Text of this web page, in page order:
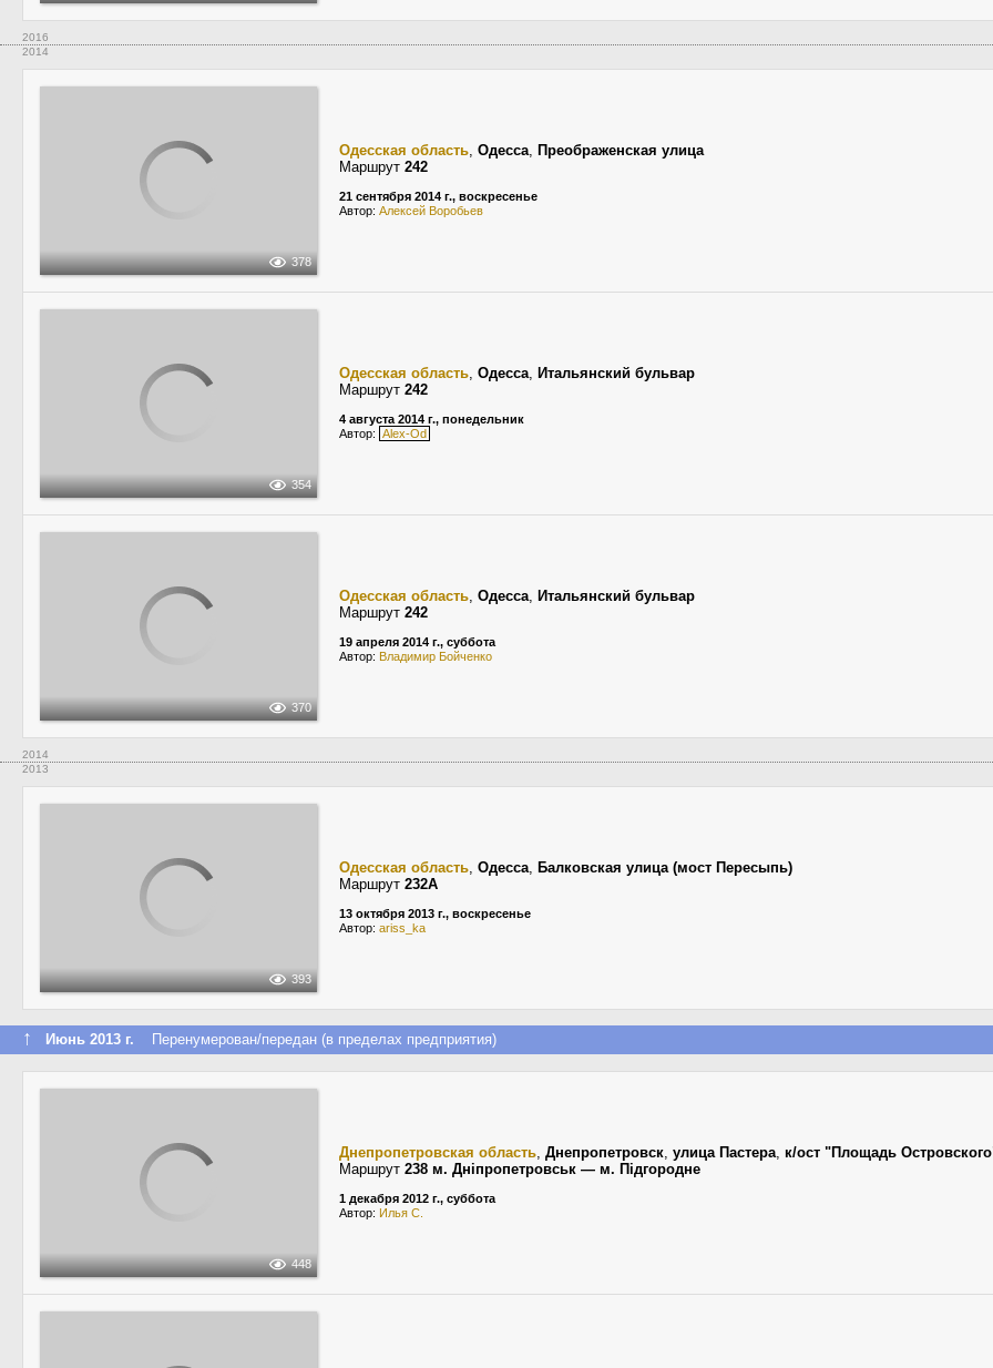
2016
2014
378
Одесская область, Одесса, Преображенская улица
Маршрут 242
21 сентября 2014 г., воскресенье
Автор: Алексей Воробьев
354
Одесская область, Одесса, Итальянский бульвар
Маршрут 242
4 августа 2014 г., понедельник
Автор: Alex-Od
370
Одесская область, Одесса, Итальянский бульвар
Маршрут 242
19 апреля 2014 г., суббота
Автор: Владимир Бойченко
2014
2013
393
Одесская область, Одесса, Балковская улица (мост Пересыпь)
Маршрут 232А
13 октября 2013 г., воскресенье
Автор: ariss_ka
↑ Июнь 2013 г. Перенумерован/передан (в пределах предприятия)
448
Днепропетровская область, Днепропетровск, улица Пастера, к/ост "Площадь
Маршрут 238 м. Дніпропетровськ — м. Підгородне
1 декабря 2012 г., суббота
Автор: Илья С.